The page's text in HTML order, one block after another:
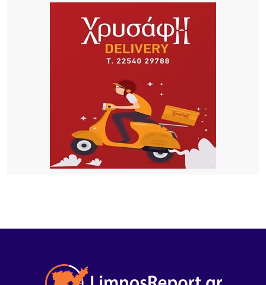
3 ΏΡΕΣ ΠΡΙΝ
Ειδικό Ηλεκτρονικό Μητρώο για τα Πολιτιστικά
Σωματεία Β. Αιγαίου
«Νόστος»: Αναβίωση της παραδοσιακής
επεξεργασίας σφουγγαριών στη Νέα Κούταλη/
Πέμπτη 13 Αυγούστου, 19:30 .
3 ΏΡΕΣ ΠΡΙΝ
Ο Σύλλογος Φίλων της Παλιάς Μητρόπολης για
την ακύρωση εκτέλεση του έργου «Συντήρηση –
Καιρός σήμερα: Με σχεδόν 40άρια και ισχυρά